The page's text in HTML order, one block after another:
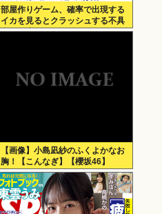
部屋作りゲーム、確率で出現する
イカを見るとクラッシュする不具
合が発生
【画像】小島凪紗のふくよかなお
胸！【こんなぎ】【櫻坂46】